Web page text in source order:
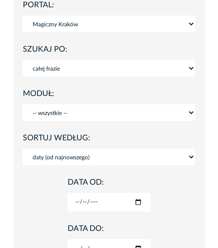
PORTAL:
SZUKAJ PO:
MODUŁ:
SORTUJ WEDŁUG:
DATA OD:
DATA DO: